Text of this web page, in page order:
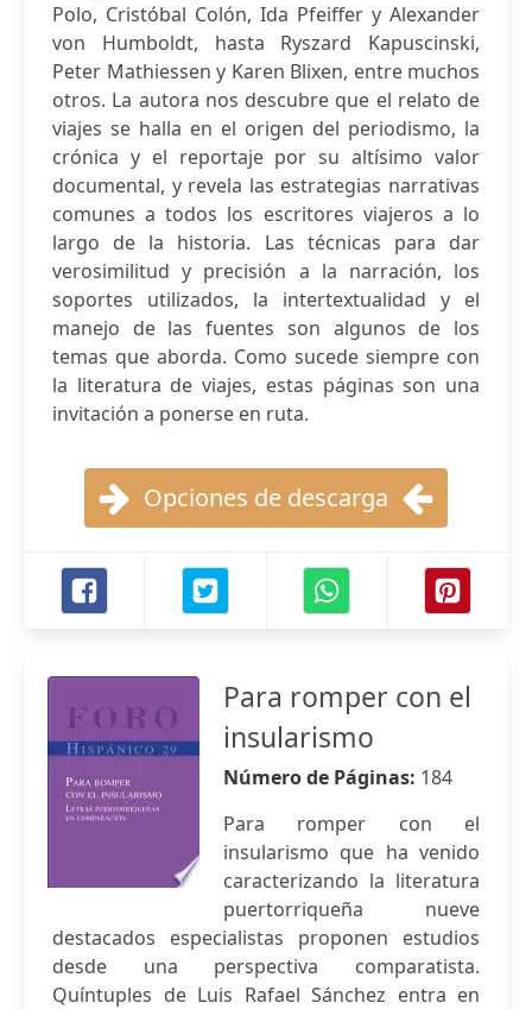
Polo, Cristóbal Colón, Ida Pfeiffer y Alexander
von Humboldt, hasta Ryszard Kapuscinski,
Peter Mathiessen y Karen Blixen, entre muchos
otros. La autora nos descubre que el relato de
viajes se halla en el origen del periodismo, la
crónica y el reportaje por su altísimo valor
documental, y revela las estrategias narrativas
comunes a todos los escritores viajeros a lo
largo de la historia. Las técnicas para dar
verosimilitud y precisión a la narración, los
soportes utilizados, la intertextualidad y el
manejo de las fuentes son algunos de los
temas que aborda. Como sucede siempre con
la literatura de viajes, estas páginas son una
invitación a ponerse en ruta.
Opciones de descarga
Para romper con el
insularismo
Número de Páginas: 184
Para romper con el
insularismo que ha venido
caracterizando la literatura
puertorriqueña nueve
destacados especialistas proponen estudios
desde una perspectiva comparatista.
Quíntuples de Luis Rafael Sánchez entra en